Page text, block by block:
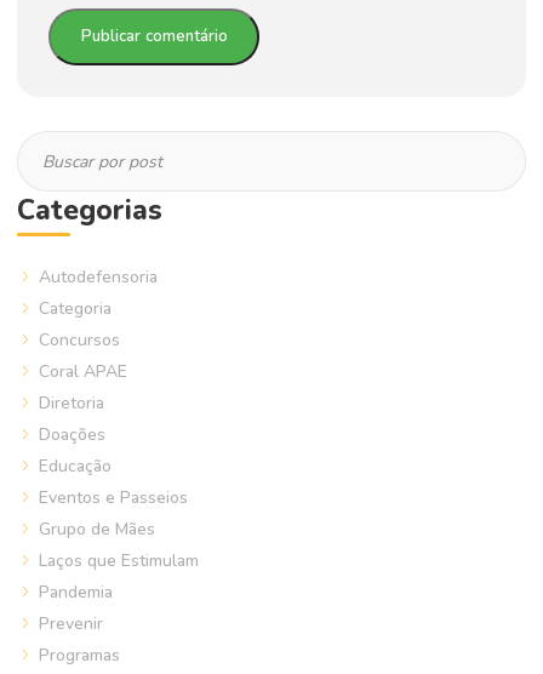
Categorias
Autodefensoria
Categoria
Concursos
Coral APAE
Diretoria
Doações
Educação
Eventos e Passeios
Grupo de Mães
Laços que Estimulam
Pandemia
Prevenir
Programas